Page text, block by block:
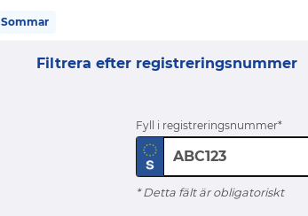
Sommar
Filtrera efter registreringsnummer
Fyll i registreringsnummer
* Detta fält är obligatoriskt